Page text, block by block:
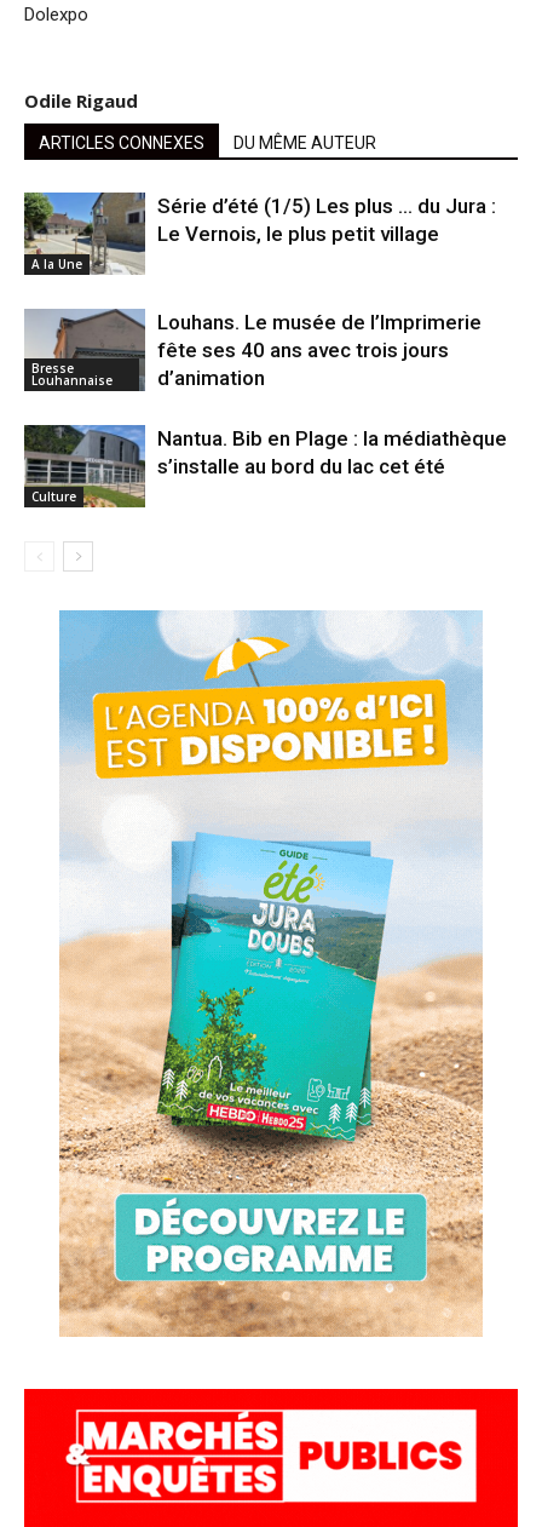
Dolexpo
Odile Rigaud
ARTICLES CONNEXES DU MÊME AUTEUR
A la Une
Série d’été (1/5) Les plus … du Jura :
Le Vernois, le plus petit village
Bresse
Louhannaise
Louhans. Le musée de l’Imprimerie
fête ses 40 ans avec trois jours
d’animation
Culture
Nantua. Bib en Plage : la médiathèque
s’installe au bord du lac cet été